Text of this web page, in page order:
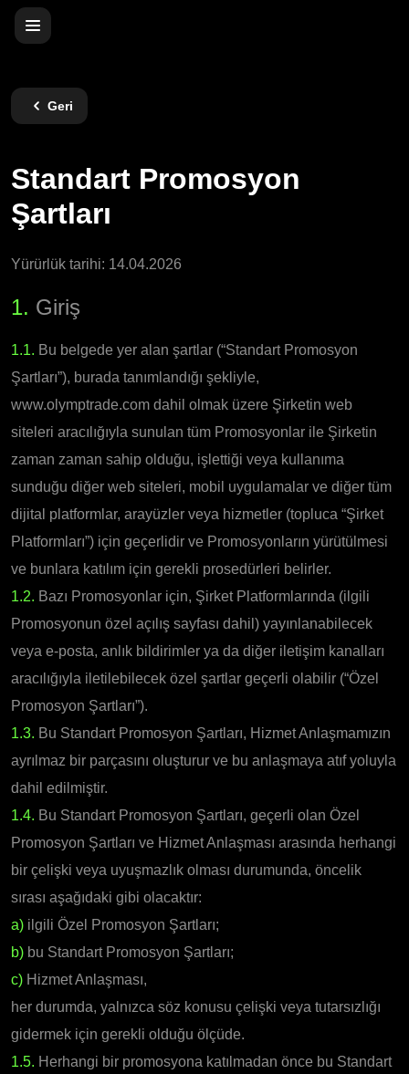
Geri
Standart Promosyon
Şartları
Yürürlük tarihi: 14.04.2026
1. Giriş
1.1. Bu belgede yer alan şartlar (“Standart Promosyon
Şartları”), burada tanımlandığı şekliyle,
www.olymptrade.com dahil olmak üzere Şirketin web
siteleri aracılığıyla sunulan tüm Promosyonlar ile Şirketin
zaman zaman sahip olduğu, işlettiği veya kullanıma
sunduğu diğer web siteleri, mobil uygulamalar ve diğer tüm
dijital platformlar, arayüzler veya hizmetler (topluca “Şirket
Platformları”) için geçerlidir ve Promosyonların yürütülmesi
ve bunlara katılım için gerekli prosedürleri belirler.
1.2. Bazı Promosyonlar için, Şirket Platformlarında (ilgili
Promosyonun özel açılış sayfası dahil) yayınlanabilecek
veya e-posta, anlık bildirimler ya da diğer iletişim kanalları
aracılığıyla iletilebilecek özel şartlar geçerli olabilir (“Özel
Promosyon Şartları”).
1.3. Bu Standart Promosyon Şartları, Hizmet Anlaşmamızın
ayrılmaz bir parçasını oluşturur ve bu anlaşmaya atıf yoluyla
dahil edilmiştir.
1.4. Bu Standart Promosyon Şartları, geçerli olan Özel
Promosyon Şartları ve Hizmet Anlaşması arasında herhangi
bir çelişki veya uyuşmazlık olması durumunda, öncelik
sırası aşağıdaki gibi olacaktır:
a) ilgili Özel Promosyon Şartları;
b) bu Standart Promosyon Şartları;
c) Hizmet Anlaşması,
her durumda, yalnızca söz konusu çelişki veya tutarsızlığı
gidermek için gerekli olduğu ölçüde.
1.5. Herhangi bir promosyona katılmadan önce bu Standart